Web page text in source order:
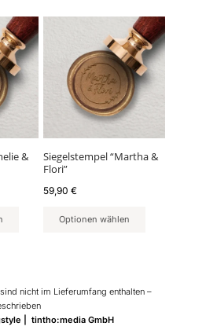
&
Siegelstempel “Martha &
Flori”
59,90€
Optionen wählen
nicht im Lieferumfang enthalten –
| tintho:media GmbH